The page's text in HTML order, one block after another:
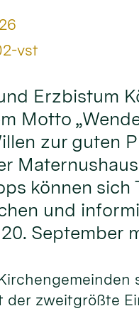
vst
Erzbistum
Motto
zur guten
können sich
und
September
der zweitgrößte